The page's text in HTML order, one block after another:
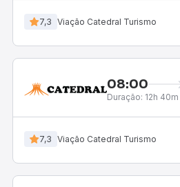
7,3 Viação Catedral Turismo
08:00
Duração: 12h 40m
7,3 Viação Catedral Turismo